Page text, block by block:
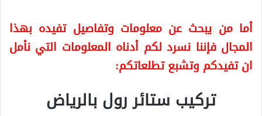
أما من يبحث عن معلومات وتفاصيل تفيده بهذا
المجال فإننا نسرد لكم أدناه المعلومات التي نأمل
ان تفيدكم وتشبع تطلعاتكم:
تركيب ستائر رول بالرياض